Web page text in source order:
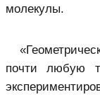
молекулы.
почти любую